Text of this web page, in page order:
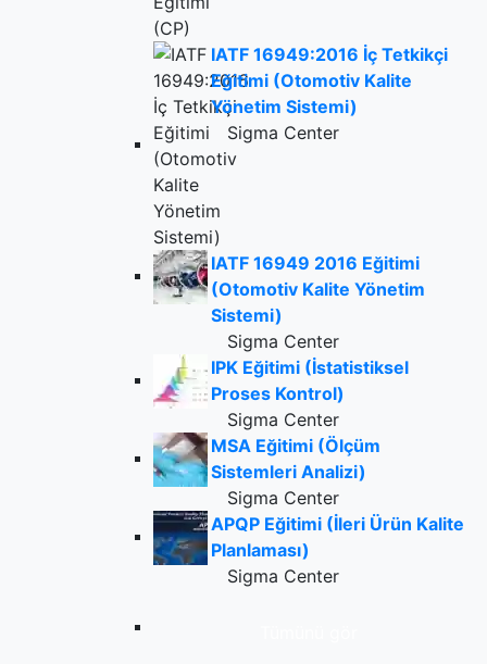
IATF 16949:2016 İç Tetkikçi
Eğitimi (Otomotiv Kalite
Yönetim Sistemi)
Sigma Center
IATF 16949 2016 Eğitimi
(Otomotiv Kalite Yönetim
Sistemi)
Sigma Center
IPK Eğitimi (İstatistiksel
Proses Kontrol)
Sigma Center
MSA Eğitimi (Ölçüm
Sistemleri Analizi)
Sigma Center
APQP Eğitimi (İleri Ürün Kalite
Planlaması)
Sigma Center